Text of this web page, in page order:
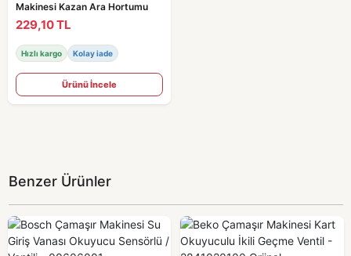
Makinesi Kazan Ara Hortumu
229,10 TL
Hızlı kargo Kolay iade
Ürünü İncele
Benzer Ürünler